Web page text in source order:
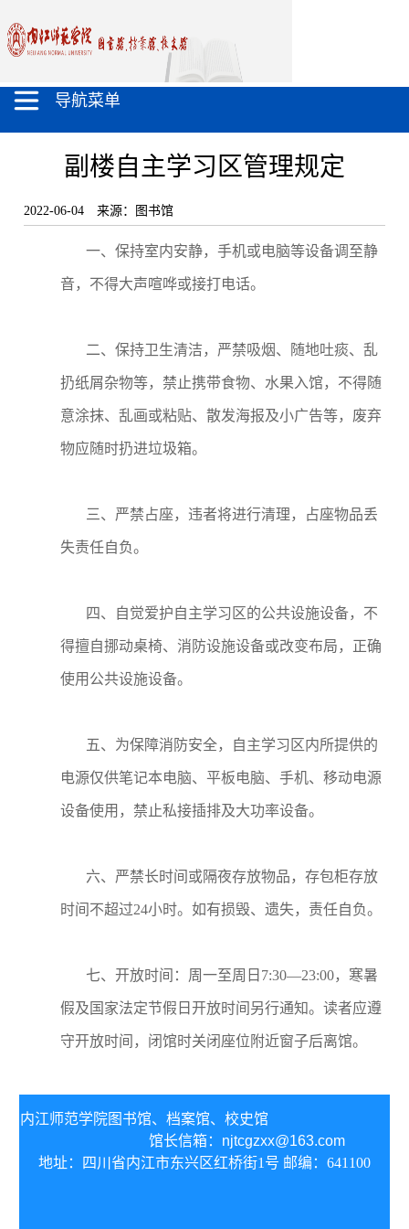
导航菜单
副楼自主学习区管理规定
2022-06-04 来源：图书馆
一、保持室内安静，手机或电脑等设备调至静
音，不得大声喧哗或接打电话。
二、保持卫生清洁，严禁吸烟、随地吐痰、乱
扔纸屑杂物等，禁止携带食物、水果入馆，不得随
意涂抹、乱画或粘贴、散发海报及小广告等，废弃
物应随时扔进垃圾箱。
三、严禁占座，违者将进行清理，占座物品丢
失责任自负。
四、自觉爱护自主学习区的公共设施设备，不
得擅自挪动桌椅、消防设施设备或改变布局，正确
使用公共设施设备。
五、为保障消防安全，自主学习区内所提供的
电源仅供笔记本电脑、平板电脑、手机、移动电源
设备使用，禁止私接插排及大功率设备。
六、严禁长时间或隔夜存放物品，存包柜存放
时间不超过24小时。如有损毁、遗失，责任自负。
七、开放时间：周一至周日7:30—23:00，寒暑
假及国家法定节假日开放时间另行通知。读者应遵
守开放时间，闭馆时关闭座位附近窗子后离馆。
内江师范学院图书馆、 档案馆、校史馆
馆长信箱： njtcgzxx@163.com
地址：四川省内江市东兴区红桥街1号 邮编：641100